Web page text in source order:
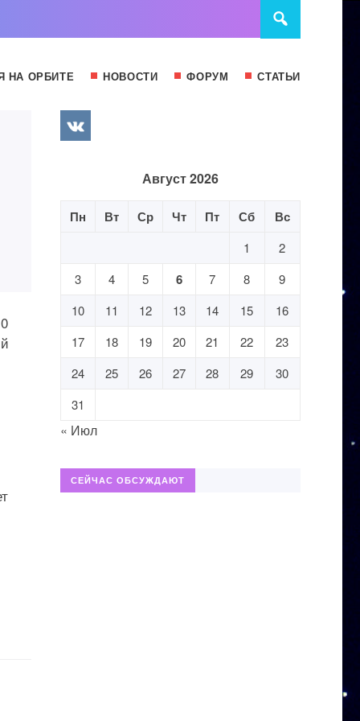
НА ОРБИТЕ НОВОСТИ ФОРУМ СТАТЬИ
Август 2026
Пн Вт Ср Чт Пт Сб Вс
1
2
3
4 5 6 7 8
9
10
11 12 13 14 15
16
17
18 19 20 21 22
23
24
25 26 27 28 29
30
31
« Июл
СЕЙЧАС ОБСУЖДАЮТ